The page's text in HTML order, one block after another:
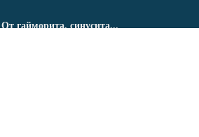
От гайморита, синусита...